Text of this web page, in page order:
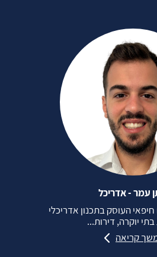
עמר - אדריכל
העוסק בתכנון אדריכלי
בתי יוקרה, דירות...
קריאה